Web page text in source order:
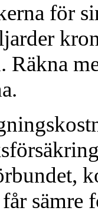
för
Räkna
sämre